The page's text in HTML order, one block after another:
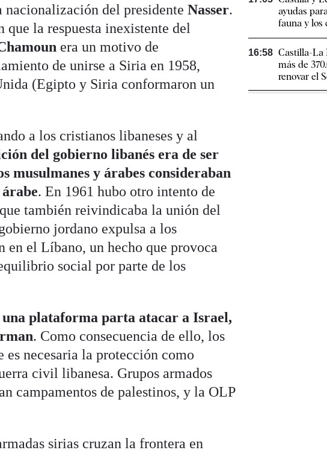
nacionalización del presidenteNasser.
que la respuesta inexistente del
era un motivo de
de unirse a Siria en 1958,
(Egipto y Siria conformaron un
a los cristianos libaneses y al
del gobierno libanés era de ser
musulmanes y árabes consideraban
. En 1961 hubo otro intento de
también reivindicaba la unión del
jordano expulsa a los
en el Líbano, un hecho que provoca
social por parte de los
plataforma parta atacar a Israel,
. Como consecuencia de ello, los
necesaria la protección como
civil libanesa. Grupos armados
campamentos de palestinos, y la OLP
sirias cruzan la frontera en
ayudas
fauna y los
16:58 Castilla-La
más de
renovar el